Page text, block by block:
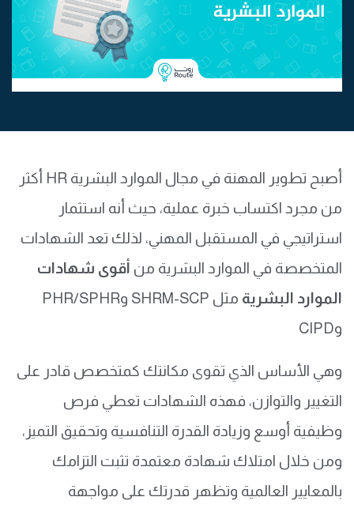
أصبح تطوير المهنة في مجال الموارد البشرية HR أكثر
من مجرد اكتساب خبرة عملية، حيث أنه استثمار
استراتيجي في المستقبل المهني، لذلك تعد الشهادات
المتخصصة في الموارد البشرية من أقوى شهادات
الموارد البشرية
مثل SHRM-SCP وPHR/SPHR
وCIPD
وهي الأساس الذي تقوى مكانتك كمتخصص قادر على
التغيير والتوازن، فهذه الشهادات تعطي فرص
وظيفية أوسع وزيادة القدرة التنافسية وتحقيق التميز،
ومن خلال امتلاك شهادة معتمدة تثبت التزامك
بالمعايير العالمية وتظهر قدرتك على مواجهة